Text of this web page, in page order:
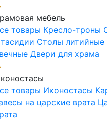
мебель
товары Кресло-троны
Столы литийные
Двери для храма
товары Иконостасы
на царские врата